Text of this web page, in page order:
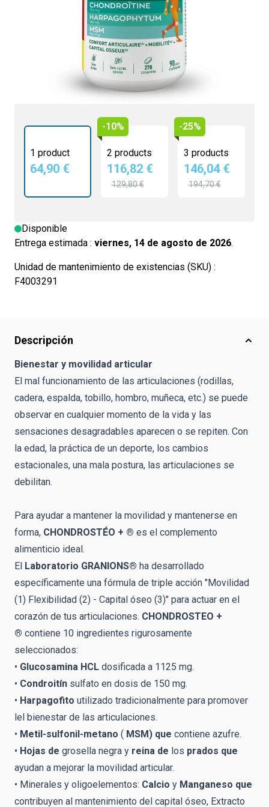
Favorece la flexibilidad articular
mejora la movilidad
apoyo al capital óseo
1 product
64,90 €
-10%
2 products
116,82 €
129,80 €
-25%
3 products
146,04 €
194,70 €
Disponible
Entrega estimada : viernes, 14 de agosto de 2026.
Unidad de mantenimiento de existencias (SKU) :
F4003291
Descripción
Bienestar y movilidad articular
El mal funcionamiento de las articulaciones (rodillas,
cadera, espalda, tobillo, hombro, muñeca, etc.) se puede
observar en cualquier momento de la vida y las
sensaciones desagradables aparecen o se repiten. Con
la edad, la práctica de un deporte, los cambios
estacionales, una mala postura, las articulaciones se
debilitan.
Para ayudar a mantener la movilidad y mantenerse en
forma, CHONDROSTÉO + ® es el complemento
alimenticio ideal.
El Laboratorio GRANIONS® ha desarrollado
específicamente una fórmula de triple acción "Movilidad
(1) Flexibilidad (2) - Capital óseo (3)" para actuar en el
corazón de tus articulaciones. CHONDROSTEO +
® contiene 10 ingredientes rigurosamente
seleccionados:
• Glucosamina HCL dosificada a 1125 mg.
• Condroitín sulfato en dosis de 150 mg.
• Harpagofito utilizado tradicionalmente para promover
lel bienestar de las articulaciones.
• Metil-sulfonil-metano ( MSM) que contiene azufre.
• Hojas de grosella negra y reina de los prados que
ayudan a mejorar la movilidad articular.
• Minerales y oligoelementos: Calcio y Manganeso que
contribuyen al mantenimiento del capital óseo, Extracto